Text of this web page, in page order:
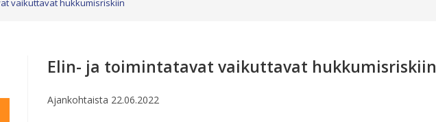
vaikuttavat hukkumisriskiin
Elin- ja toimintatavat vaikuttavat hukkumisriskiin
Ajankohtaista 22.06.2022